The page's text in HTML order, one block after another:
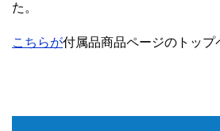
た。
こちらが付属品商品ページのトップ